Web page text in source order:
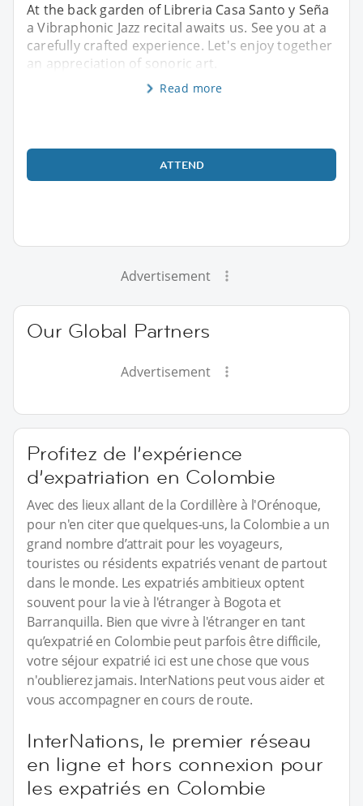
At the back garden of Libreria Casa Santo y Seña
a Vibraphonic Jazz recital awaits us. See you at a
carefully crafted experience. Let's enjoy together
an appreciation of sonoric art.
Read more
ATTEND
Advertisement
Our Global Partners
Advertisement
Profitez de l’expérience
d’expatriation en Colombie
Avec des lieux allant de la Cordillère à l'Orénoque,
pour n'en citer que quelques-uns, la Colombie a un
grand nombre d’attrait pour les voyageurs,
touristes ou résidents expatriés venant de partout
dans le monde. Les expatriés ambitieux optent
souvent pour la vie à l'étranger à Bogota et
Barranquilla. Bien que vivre à l'étranger en tant
qu’expatrié en Colombie peut parfois être difficile,
votre séjour expatrié ici est une chose que vous
n'oublierez jamais. InterNations peut vous aider et
vous accompagner en cours de route.
InterNations, le premier réseau
en ligne et hors connexion pour
les expatriés en Colombie